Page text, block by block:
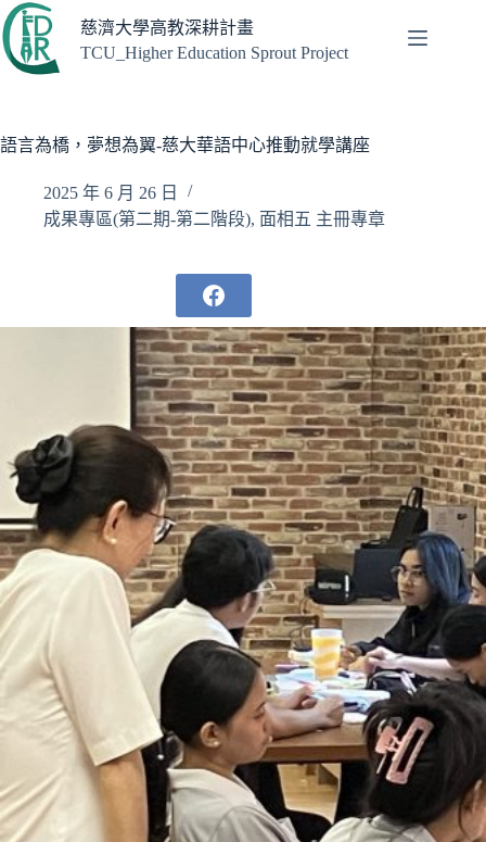
跳
至
主
容
慈濟大學高教深耕計畫
TCU_Higher Education Sprout Project
語言為橋，夢想為翼-慈大華語中心推動就學講座
2025 年 6 月 26 日
成果專區(第二期-第二階段), 面相五 主冊專章